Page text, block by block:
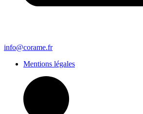
info@corame.fr
Mentions légales